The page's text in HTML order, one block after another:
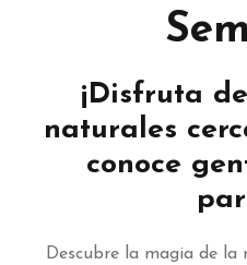
¡Disfruta
naturales
conoce
Descubre la magia de